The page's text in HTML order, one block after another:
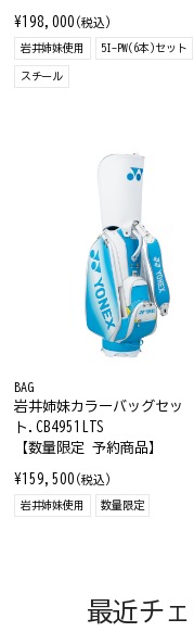
¥198,000 (税込)
岩井姉妹使用 5I-PW(6本)セット
スチール
BAG
岩井姉妹カラーバッグセッ
ト.CB4951LTS
【数量限定 予約商品】
¥159,500 (税込)
岩井姉妹使用 数量限定
最近チ